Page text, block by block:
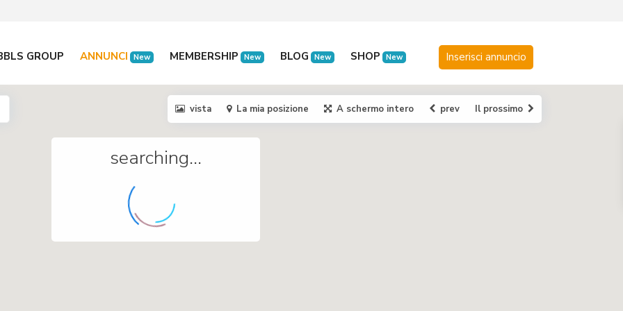
GROUP ANNUNCI New MEMBERSHIP New BLOG New SHOP New
searching...
vista La mia posizione A schermo intero prev Il prossimo